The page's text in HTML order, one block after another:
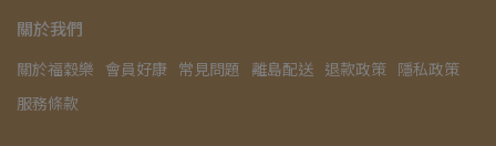
關於我們
關於福穀樂 會員好康 常見問題 離島配送 退款政策 隱私政策
服務條款